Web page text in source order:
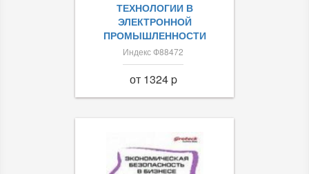
ТЕХНОЛОГИИ В
ЭЛЕКТРОННОЙ
ПРОМЫШЛЕННОСТИ
Индекс Ф88472
от 1324 p